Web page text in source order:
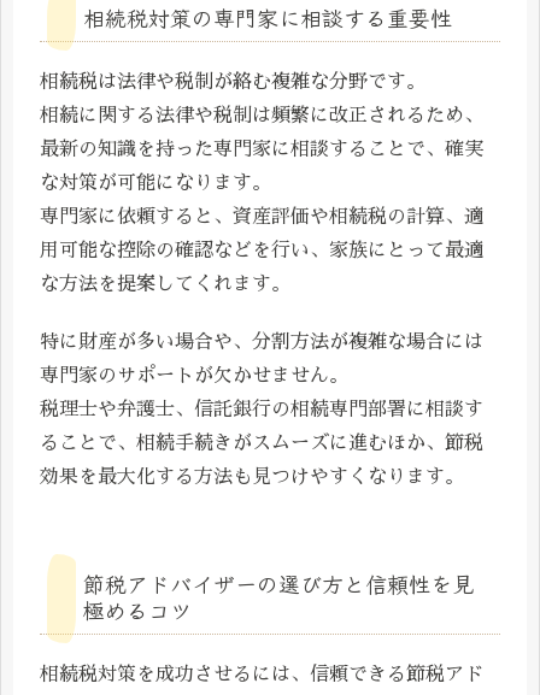
相続税対策の専門家に相談する重要性
相続税は法律や税制が絡む複雑な分野です。
相続に関する法律や税制は頻繁に改正されるため、
最新の知識を持った専門家に相談することで、確実
な対策が可能になります。
専門家に依頼すると、資産評価や相続税の計算、適
用可能な控除の確認などを行い、家族にとって最適
な方法を提案してくれます。
特に財産が多い場合や、分割方法が複雑な場合には
専門家のサポートが欠かせません。
税理士や弁護士、信託銀行の相続専門部署に相談す
ることで、相続手続きがスムーズに進むほか、節税
効果を最大化する方法も見つけやすくなります。
節税アドバイザーの選び方と信頼性を見
極めるコツ
相続税対策を成功させるには、信頼できる節税アド